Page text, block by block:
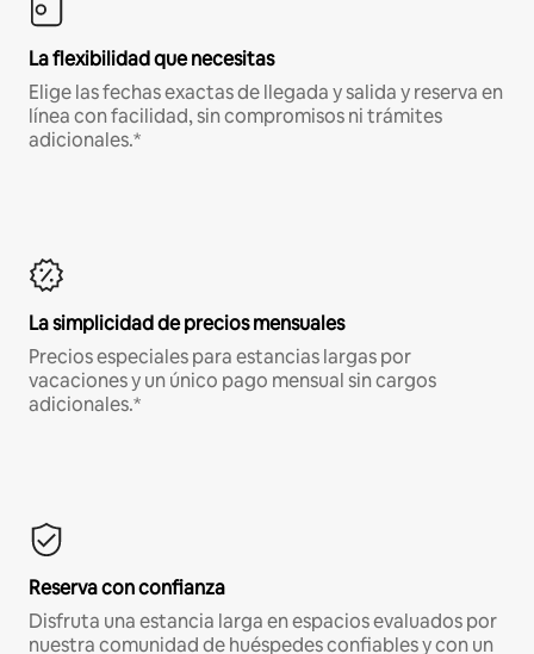
La flexibilidad que necesitas
Elige las fechas exactas de llegada y salida y reserva en
línea con facilidad, sin compromisos ni trámites
adicionales.*
La simplicidad de precios mensuales
Precios especiales para estancias largas por
vacaciones y un único pago mensual sin cargos
adicionales.*
Reserva con confianza
Disfruta una estancia larga en espacios evaluados por
nuestra comunidad de huéspedes confiables y con un